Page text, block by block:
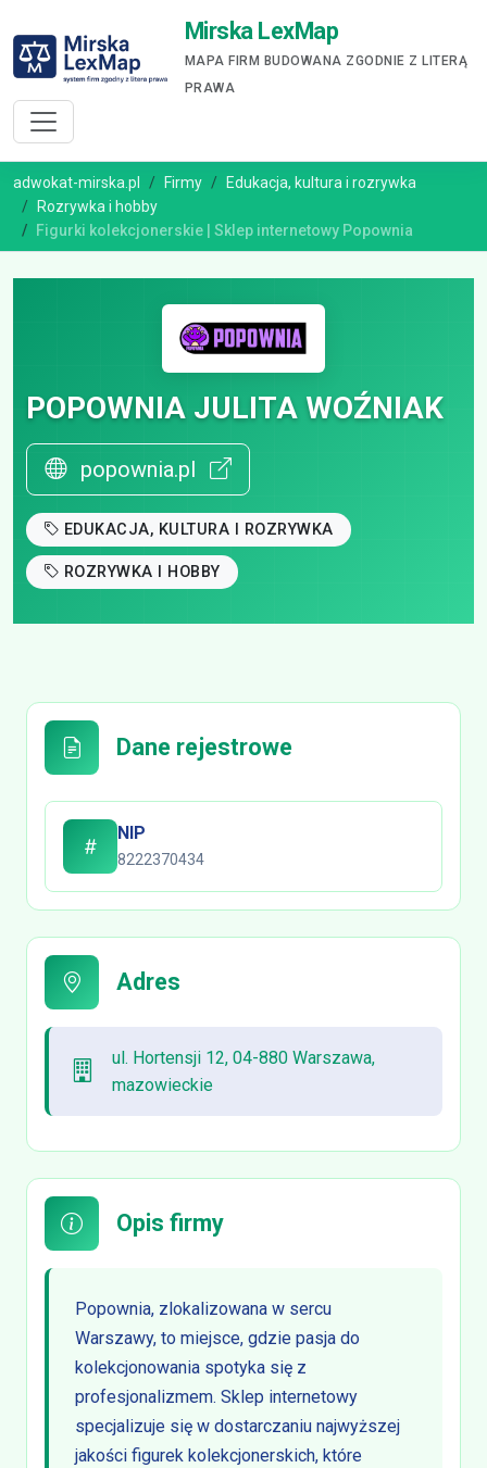
Mirska LexMap
MAPA FIRM BUDOWANA ZGODNIE Z LITERĄ
PRAWA
adwokat-mirska.pl Firmy
Edukacja, kultura i rozrywka
Rozrywka i hobby
Figurki kolekcjonerskie | Sklep internetowy Popownia
POPOWNIA JULITA WOŹNIAK
popownia.pl
EDUKACJA, KULTURA I ROZRYWKA
ROZRYWKA I HOBBY
Dane rejestrowe
NIP
8222370434
Adres
ul. Hortensji 12, 04-880 Warszawa,
mazowieckie
Opis firmy
Popownia, zlokalizowana w sercu
Warszawy, to miejsce, gdzie pasja do
kolekcjonowania spotyka się z
profesjonalizmem. Sklep internetowy
specjalizuje się w dostarczaniu najwyższej
jakości figurek kolekcjonerskich, które